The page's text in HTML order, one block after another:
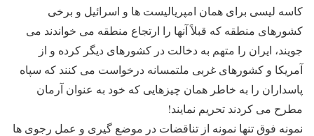
کاسه لیسی برای همان امپریالیست ها و اسرائیل و برخی
کشورهای منطقه که قبلاً آنها را ارتجاع منطقه می خواندند می
جویند، ایران را متهم به دخالت در کشورهای دیگر کرده و از
آمریکا و کشورهای غربی ملتمسانه درخواست می کنند که سپاه
پاسداران را به خاطر همان چیزهایی که خود به عنوان آرمان
مطرح می کردند تحریم نمایند!
نمونه فوق تنها نمونه از تناقضات در موضع گیری و عمل رجوی ها